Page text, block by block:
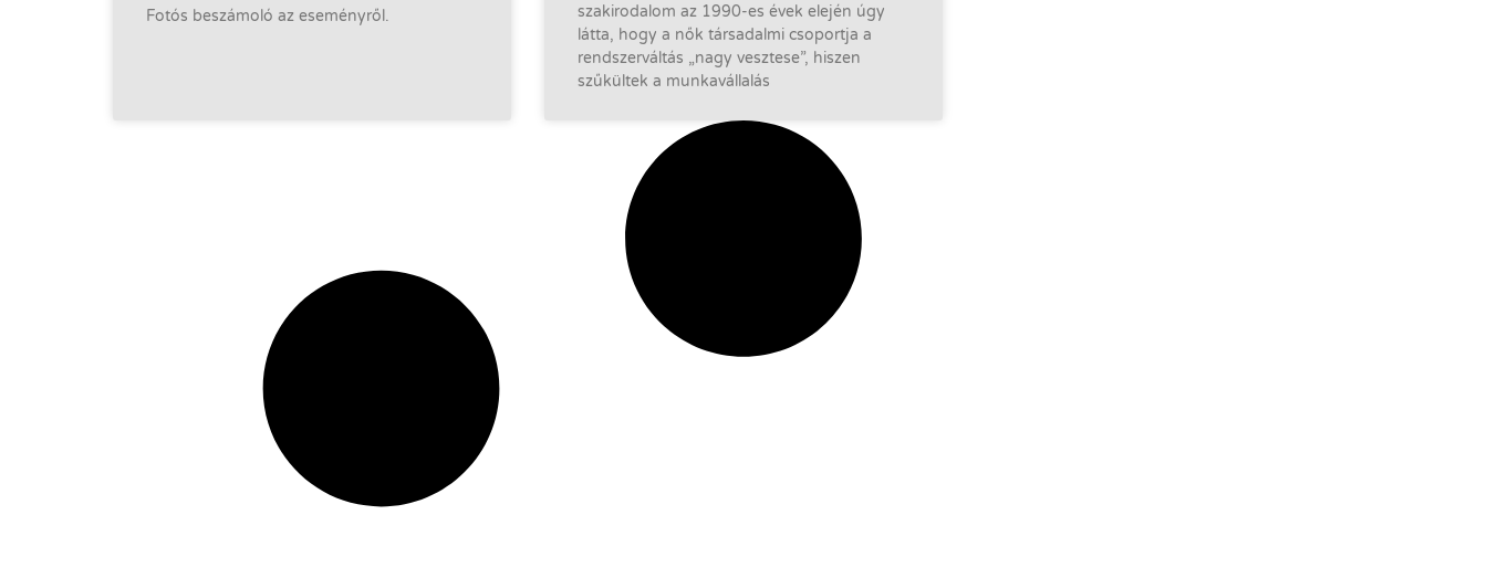
Fotós beszámoló az eseményről.
szakirodalom az 1990-es évek elején úgy
látta, hogy a nők társadalmi csoportja a
rendszerváltás „nagy vesztese”, hiszen
szűkültek a munkavállalás